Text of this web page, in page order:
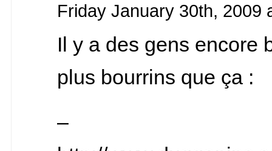
Friday January 30th, 2009
Il y a des gens encore
plus bourrins que ça :
–